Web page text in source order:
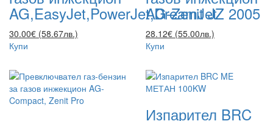
AG,EasyJet,PowerJet,DreamJet
30.00€ (58.67лв.)
Купи
AG-Zenit JZ 2005
28.12€ (55.00лв.)
Купи
Изпарител BRC